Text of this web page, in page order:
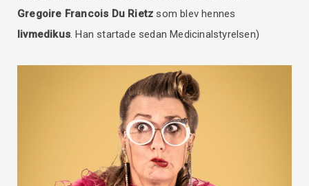
Gregoire Francois Du Rietz som blev hennes
livmedikus. Han startade sedan Medicinalstyrelsen)